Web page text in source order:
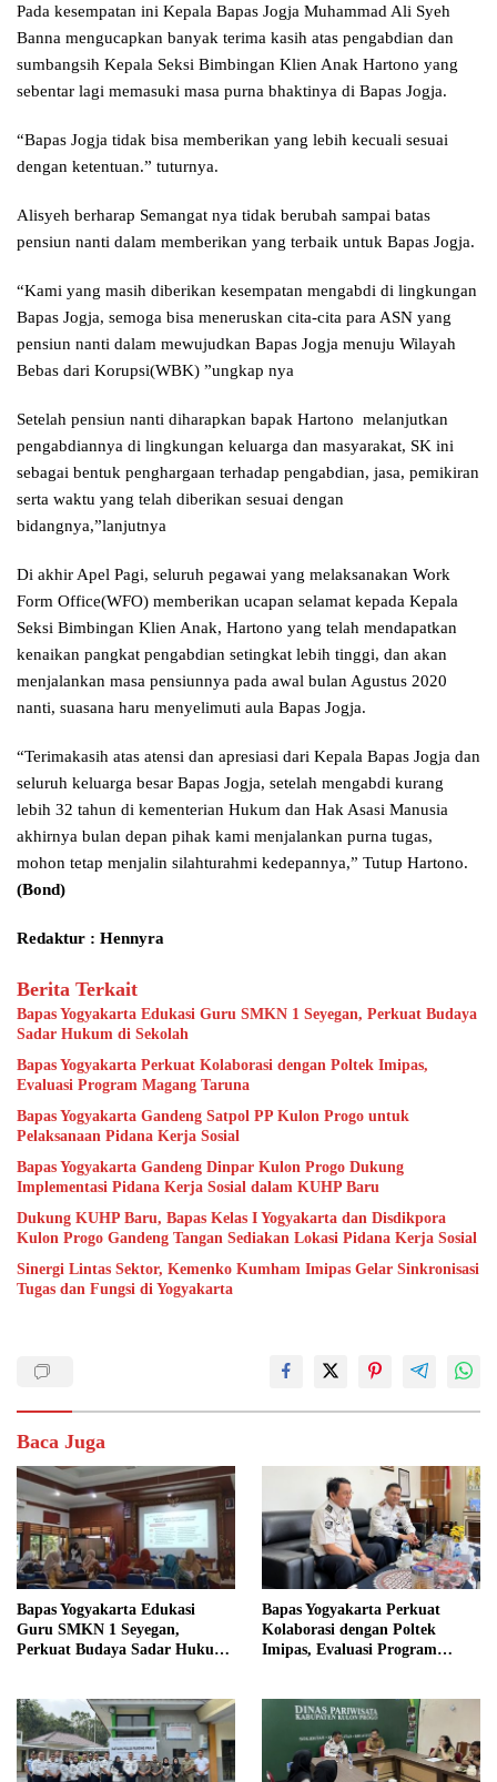
Pada kesempatan ini Kepala Bapas Jogja Muhammad Ali Syeh
Banna mengucapkan banyak terima kasih atas pengabdian dan
sumbangsih Kepala Seksi Bimbingan Klien Anak Hartono yang
sebentar lagi memasuki masa purna bhaktinya di Bapas Jogja.
“Bapas Jogja tidak bisa memberikan yang lebih kecuali sesuai
dengan ketentuan.” tuturnya.
Alisyeh berharap Semangat nya tidak berubah sampai batas
pensiun nanti dalam memberikan yang terbaik untuk Bapas Jogja.
“Kami yang masih diberikan kesempatan mengabdi di lingkungan
Bapas Jogja, semoga bisa meneruskan cita-cita para ASN yang
pensiun nanti dalam mewujudkan Bapas Jogja menuju Wilayah
Bebas dari Korupsi(WBK) ”ungkap nya
Setelah pensiun nanti diharapkan bapak Hartono melanjutkan
pengabdiannya di lingkungan keluarga dan masyarakat, SK ini
sebagai bentuk penghargaan terhadap pengabdian, jasa, pemikiran
serta waktu yang telah diberikan sesuai dengan
bidangnya,”lanjutnya
Di akhir Apel Pagi, seluruh pegawai yang melaksanakan Work
Form Office(WFO) memberikan ucapan selamat kepada Kepala
Seksi Bimbingan Klien Anak, Hartono yang telah mendapatkan
kenaikan pangkat pengabdian setingkat lebih tinggi, dan akan
menjalankan masa pensiunnya pada awal bulan Agustus 2020
nanti, suasana haru menyelimuti aula Bapas Jogja.
“Terimakasih atas atensi dan apresiasi dari Kepala Bapas Jogja dan
seluruh keluarga besar Bapas Jogja, setelah mengabdi kurang
lebih 32 tahun di kementerian Hukum dan Hak Asasi Manusia
akhirnya bulan depan pihak kami menjalankan purna tugas,
mohon tetap menjalin silahturahmi kedepannya,” Tutup Hartono.
(Bond)
Redaktur : Hennyra
Berita Terkait
Bapas Yogyakarta Edukasi Guru SMKN 1 Seyegan, Perkuat Budaya
Sadar Hukum di Sekolah
Bapas Yogyakarta Perkuat Kolaborasi dengan Poltek Imipas,
Evaluasi Program Magang Taruna
Bapas Yogyakarta Gandeng Satpol PP Kulon Progo untuk
Pelaksanaan Pidana Kerja Sosial
Bapas Yogyakarta Gandeng Dinpar Kulon Progo Dukung
Implementasi Pidana Kerja Sosial dalam KUHP Baru
Dukung KUHP Baru, Bapas Kelas I Yogyakarta dan Disdikpora
Kulon Progo Gandeng Tangan Sediakan Lokasi Pidana Kerja Sosial
Sinergi Lintas Sektor, Kemenko Kumham Imipas Gelar Sinkronisasi
Tugas dan Fungsi di Yogyakarta
Baca Juga
Bapas Yogyakarta Edukasi
Guru SMKN 1 Seyegan,
Perkuat Budaya Sadar Hukum
Bapas Yogyakarta Perkuat
Kolaborasi dengan Poltek
Imipas, Evaluasi Program